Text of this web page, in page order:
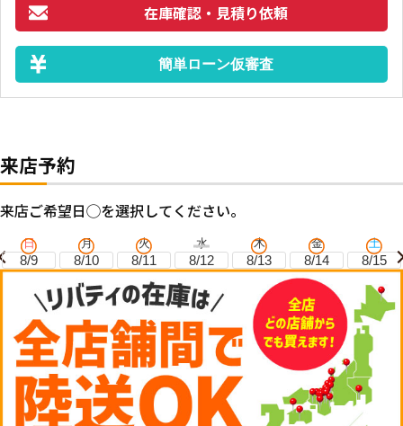
在庫確認・見積り依頼
簡単ローン仮審査
来店予約
来店ご希望日◯を選択してください。
日
8/9
月
8/10
火
8/11
水
8/12
木
8/13
金
8/14
土
8/15